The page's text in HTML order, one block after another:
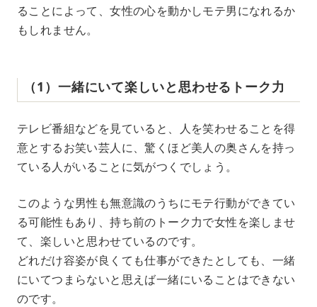
ることによって、女性の心を動かしモテ男になれるか
もしれません。
（1）一緒にいて楽しいと思わせるトーク力
テレビ番組などを見ていると、人を笑わせることを得
意とするお笑い芸人に、驚くほど美人の奥さんを持っ
ている人がいることに気がつくでしょう。
このような男性も無意識のうちにモテ行動ができてい
る可能性もあり、持ち前のトーク力で女性を楽しませ
て、楽しいと思わせているのです。
どれだけ容姿が良くても仕事ができたとしても、一緒
にいてつまらないと思えば一緒にいることはできない
のです。